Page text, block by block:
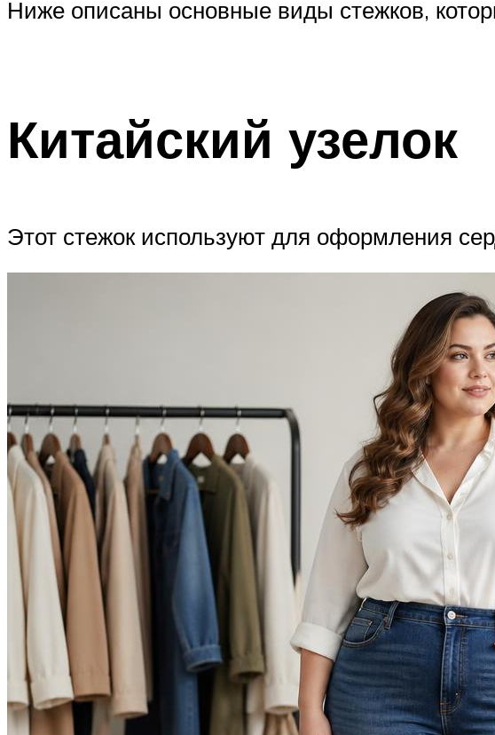
Ниже описаны основные виды стежков,
Китайский узелок
Этот стежок используют для оформления